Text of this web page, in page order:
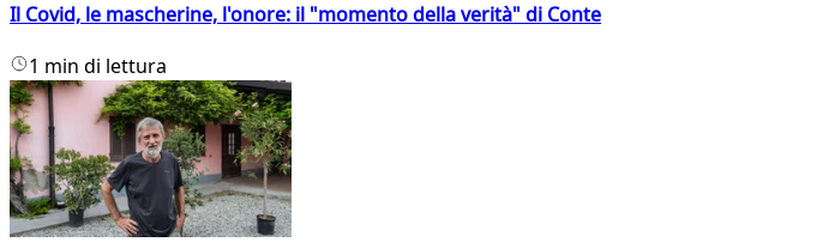
Il Covid, le mascherine, l'onore: il "momento della verità" di Conte
1 min di lettura